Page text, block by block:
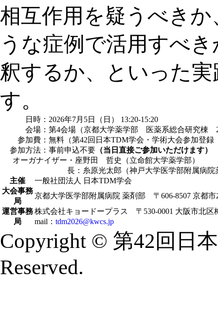
相互作用を疑うべき
うな症例で活用すべ
釈するか、といった
す。
日時： 2026年7月5日（日） 13:20-15:20
会場： 第4会場（京都大学薬学部 医薬系総合研究棟
参加費： 無料（第42回日本TDM学会・学術大会参加登
参加方法： 事前申込不要 （当日直接ご参加いただけます）
オーガナイザー・座
長：
野田 哲史（立命館大学薬学部）
糸原光太郎（神戸大学医学部附属病院
主催
一般社団法人 日本TDM学会
大会事務
局
京都大学医学部附属病院 薬剤部 〒606-8507 京都市
運営事務
局
株式会社キョードープラス 〒530-0001 大阪市北
mail： tdm2026@kwcs.jp
Copyright © 第42回日
Reserved.